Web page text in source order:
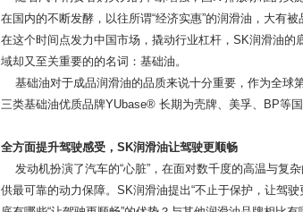
在国内的不断发酵，以往所谓“经济实惠”的润滑油，大有
在这个时间点发力中国市场，撬动行业杠杆，SK润滑油
域却又至关重要的的名词：基础油。
基础油对于成品润滑油的品质来说十分重要，作为全球
三类基础油优质品牌YUbase® 长期为壳牌、美孚、BP等
全方面提升驾驶感受，SK润滑油让驾驶更顺畅
发动机扮演了汽车的“心脏”，在面对数千度的高温与复
供最可靠的动力保障。SK润滑油提出“不止于保护，让驾